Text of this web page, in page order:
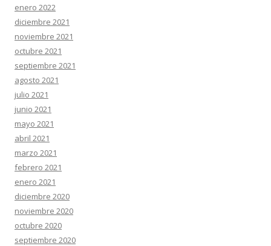
enero 2022
diciembre 2021
noviembre 2021
octubre 2021
septiembre 2021
agosto 2021
julio 2021
junio 2021
mayo 2021
abril 2021
marzo 2021
febrero 2021
enero 2021
diciembre 2020
noviembre 2020
octubre 2020
septiembre 2020